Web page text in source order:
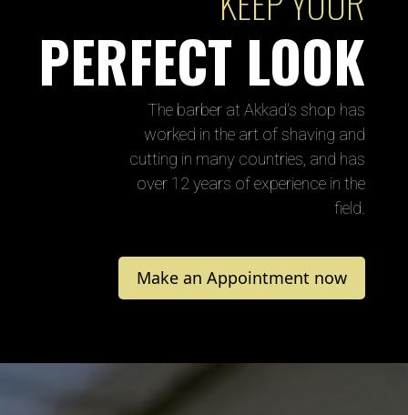
PERFECT LOOK
The barber at Akkad's shop has
worked in the art of shaving and
cutting in many countries, and has
over 12 years of experience in the
field.
Make an Appointment now